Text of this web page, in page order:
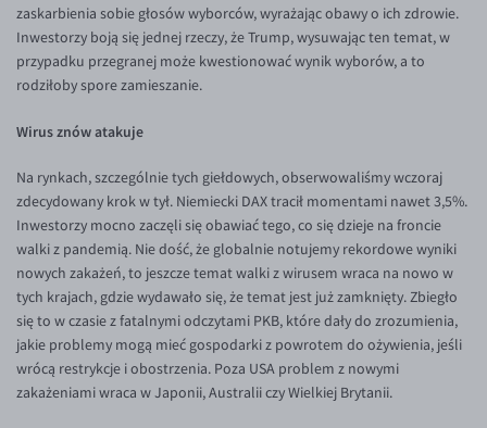
EUR/NOK
EUR/SEK
EUR/AUD
EUR/BGN
EUR/CNY
EUR/HKD
EUR/HUF
EUR/ILS
EUR/JPY
EUR/NZD
zaskarbienia sobie głosów wyborców, wyrażając obawy o ich zdrowie.
Inwestorzy boją się jednej rzeczy, że Trump, wysuwając ten temat, w
przypadku przegranej może kwestionować wynik wyborów, a to
rodziłoby spore zamieszanie.
Wirus znów atakuje
Na rynkach, szczególnie tych giełdowych, obserwowaliśmy wczoraj
zdecydowany krok w tył. Niemiecki DAX tracił momentami nawet 3,5%.
Inwestorzy mocno zaczęli się obawiać tego, co się dzieje na froncie
walki z pandemią. Nie dość, że globalnie notujemy rekordowe wyniki
nowych zakażeń, to jeszcze temat walki z wirusem wraca na nowo w
tych krajach, gdzie wydawało się, że temat jest już zamknięty. Zbiegło
się to w czasie z fatalnymi odczytami PKB, które dały do zrozumienia,
jakie problemy mogą mieć gospodarki z powrotem do ożywienia, jeśli
wrócą restrykcje i obostrzenia. Poza USA problem z nowymi
zakażeniami wraca w Japonii, Australii czy Wielkiej Brytanii.